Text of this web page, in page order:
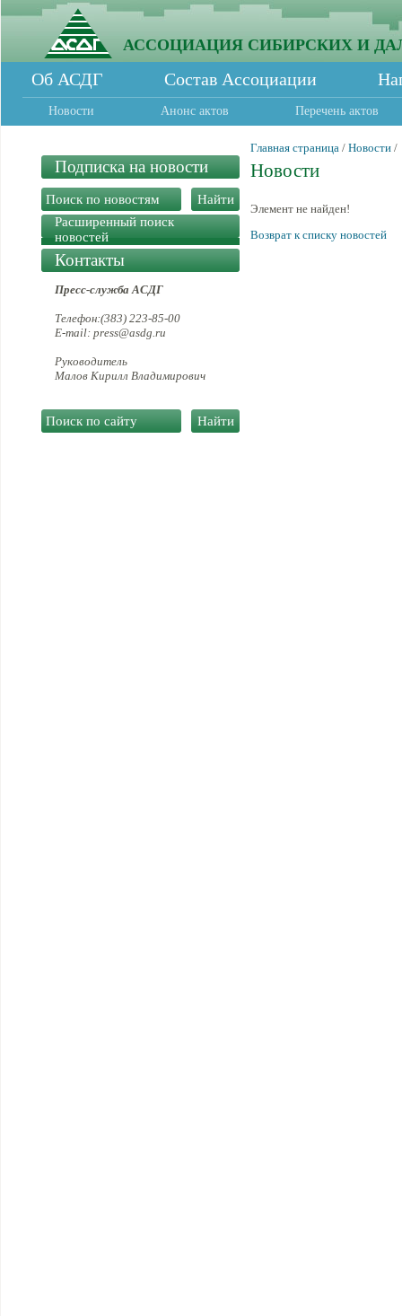
АССОЦИАЦИЯ СИБИРСКИХ И
Об АСДГ Состав Ассоциации
Новости Анонс актов Перечень актов
Подписка на новости
Расширенный поиск
новостей
Контакты
Пресс-служба АСДГ
Телефон:(383) 223-85-00
E-mail: press@asdg.ru
Руководитель
Малов Кирилл Владимирович
Главная страница / Новости /
Новости
Элемент не найден!
Возврат к списку новостей